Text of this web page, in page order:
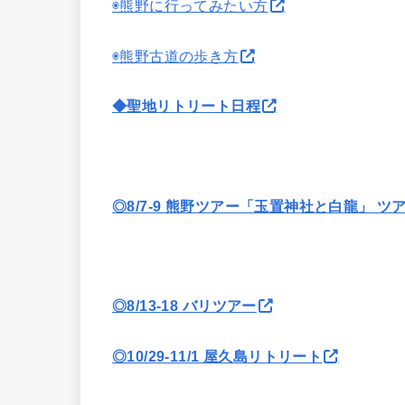
◉熊野に行ってみたい方
◉熊野古道の歩き方
◆聖地リトリート日程
◎8/7-9 熊野ツアー「玉置神社と白龍」 ツ
◎8/13-18 バリツアー
◎10/29-11/1 屋久島リトリート